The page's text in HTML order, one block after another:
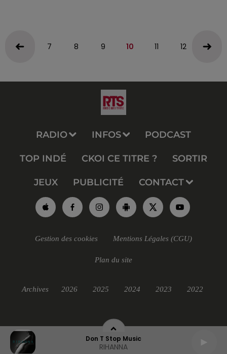
Don T Stop Music
RIHANNA
7 8 9 10 11 12 13
RADIO INFOS PODCAST
TOP INDÉ CKOI CE TITRE ? SORTIR
JEUX PUBLICITÉ CONTACT
Gestion des cookies Mentions Légales (CGU)
Plan du site
Archives 2026 2025 2024 2023 2022